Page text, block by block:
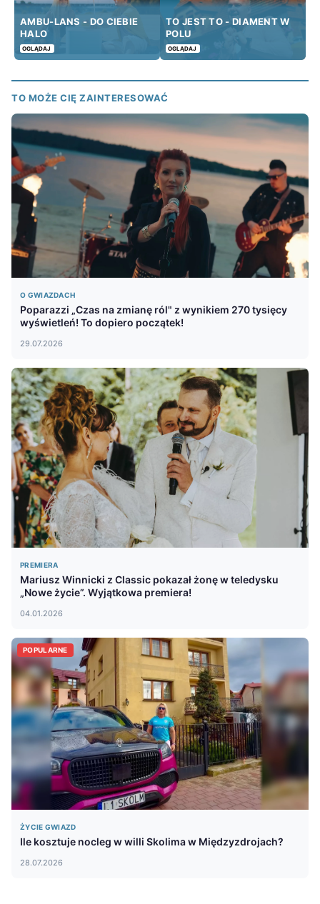
AMBU-LANS - DO CIEBIE
HALO
OGLĄDAJ
TO JEST TO - DIAMENT W
POLU
OGLĄDAJ
TO MOŻE CIĘ ZAINTERESOWAĆ
O GWIAZDACH
Poparazzi „Czas na zmianę ról" z wynikiem 270 tysięcy
wyświetleń! To dopiero początek!
29.07.2026
PREMIERA
Mariusz Winnicki z Classic pokazał żonę w teledysku
„Nowe życie”. Wyjątkowa premiera!
04.01.2026
POPULARNE
ŻYCIE GWIAZD
Ile kosztuje nocleg w willi Skolima w Międzyzdrojach?
28.07.2026